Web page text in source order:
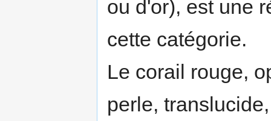
ou d'or), est une
cette catégorie.
Le corail rouge,
perle,